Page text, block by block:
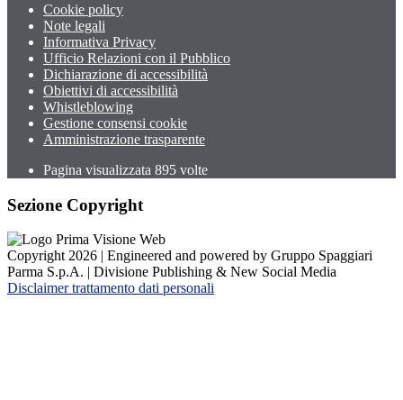
Cookie policy
Note legali
Informativa Privacy
Ufficio Relazioni con il Pubblico
Dichiarazione di accessibilità
Obiettivi di accessibilità
Whistleblowing
Gestione consensi cookie
Amministrazione trasparente
Pagina visualizzata 895 volte
Sezione Copyright
Copyright 2026 | Engineered and powered by Gruppo Spaggiari
Parma S.p.A. | Divisione Publishing & New Social Media
Disclaimer trattamento dati personali